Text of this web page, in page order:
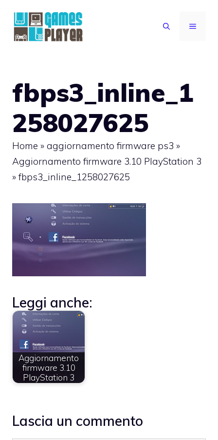
contenuto
MENU
fbps3_inline_1
258027625
Home » aggiornamento firmware ps3 »
Aggiornamento firmware 3.10 PlayStation 3
» fbps3_inline_1258027625
Leggi anche:
Aggiornamento
firmware 3.10
PlayStation 3
Lascia un commento